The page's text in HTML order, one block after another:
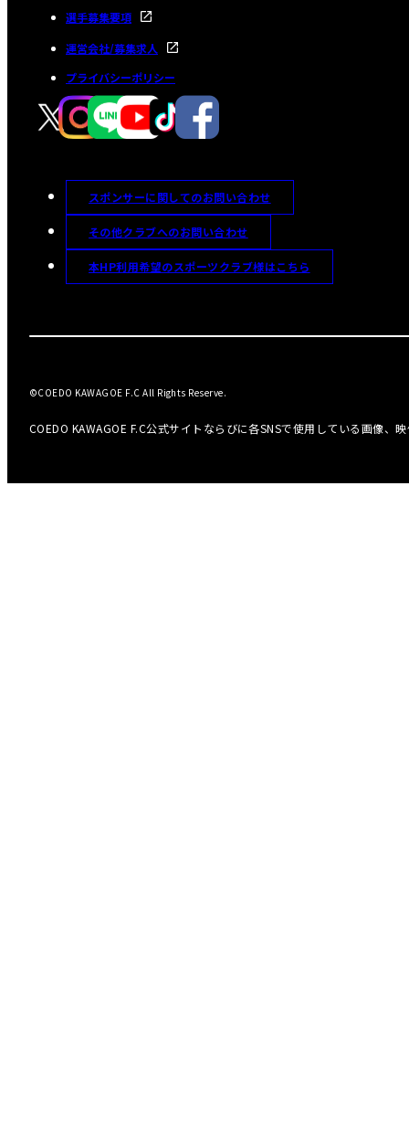
選手募集要項
運営会社/募集求人
プライバシーポリシー
スポンサーに関してのお問い合わせ
その他クラブへのお問い合わせ
本HP利用希望のスポーツクラブ様はこちら
COEDO KAWAGOE F.C公式サイトならびに各SNSで使用している画像、
©COEDO KAWAGOE F.C All Rights Reserve.